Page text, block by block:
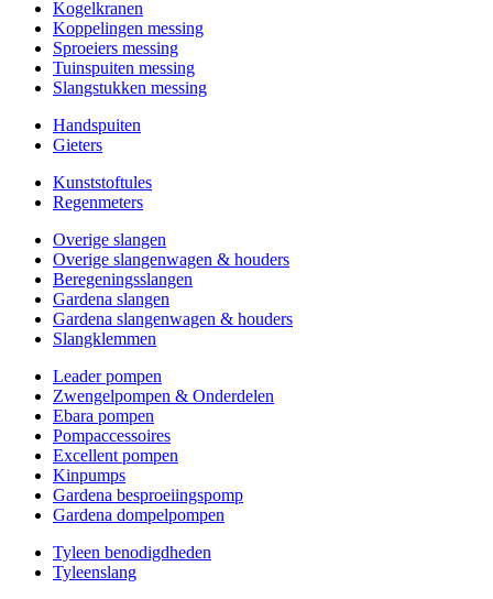
Kogelkranen
Koppelingen messing
Sproeiers messing
Tuinspuiten messing
Slangstukken messing
Handspuiten
Gieters
Kunststoftules
Regenmeters
Overige slangen
Overige slangenwagen & houders
Beregeningsslangen
Gardena slangen
Gardena slangenwagen & houders
Slangklemmen
Leader pompen
Zwengelpompen & Onderdelen
Ebara pompen
Pompaccessoires
Excellent pompen
Kinpumps
Gardena besproeiingspomp
Gardena dompelpompen
Tyleen benodigdheden
Tyleenslang